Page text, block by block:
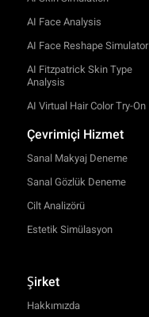
AI Face Analysis
AI Face Reshape Simulator
AI Fitzpatrick Skin Type
Analysis
AI Virtual Hair Color Try-On
Çevrimiçi Hizmet
Sanal Makyaj Deneme
Sanal Gözlük Deneme
Cilt Analizörü
Estetik Simülasyon
Şirket
Hakkımızda